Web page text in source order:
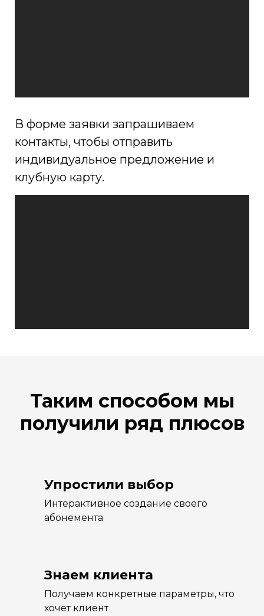
В форме заявки запрашиваем
контакты, чтобы отправить
индивидуальное предложение и
клубную карту.
Таким способом мы
получили ряд плюсов
Упростили выбор
Интерактивное создание своего
абонемента
Знаем клиента
Получаем конкретные параметры, что
хочет клиент